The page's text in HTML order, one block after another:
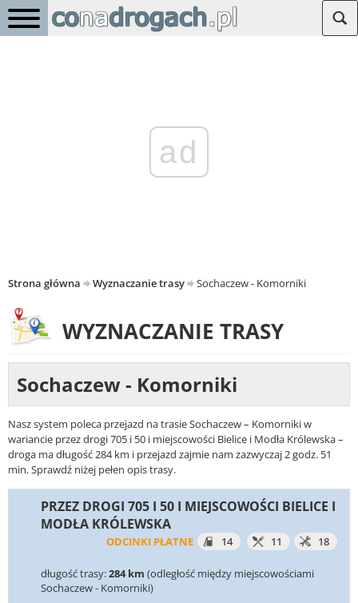
ad
Strona główna Wyznaczanie trasy Sochaczew - Komorniki
WYZNACZANIE TRASY
Sochaczew - Komorniki
Nasz system poleca przejazd na trasie Sochaczew – Komorniki w
wariancie przez drogi 705 i 50 i miejscowości Bielice i Modła Królewska –
droga ma długość 284 km i przejazd zajmie nam zazwyczaj 2 godz. 51
min. Sprawdź niżej pełen opis trasy.
PRZEZ DROGI 705 I 50 I MIEJSCOWOŚCI BIELICE I
MODŁA KRÓLEWSKA
ODCINKI PŁATNE 14 11 18
długość trasy:284 km (odległość między miejscowościami
Sochaczew - Komorniki)